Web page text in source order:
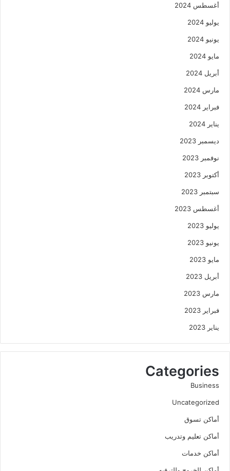
أغسطس 2024
يوليو 2024
يونيو 2024
مايو 2024
أبريل 2024
مارس 2024
فبراير 2024
يناير 2024
ديسمبر 2023
نوفمبر 2023
أكتوبر 2023
سبتمبر 2023
أغسطس 2023
يوليو 2023
يونيو 2023
مايو 2023
أبريل 2023
مارس 2023
فبراير 2023
يناير 2023
Categories
Business
Uncategorized
أماكن تسوق
أماكن تعليم وتدريب
أماكن خدمات